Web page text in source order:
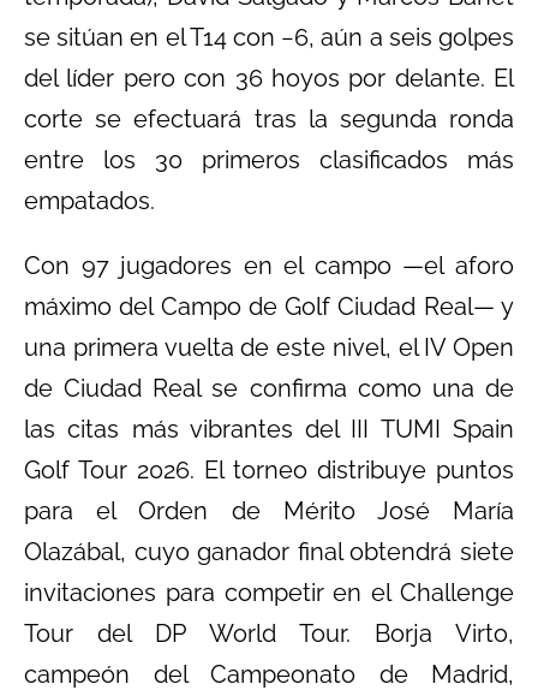
se sitúan en el T14 con −6, aún a seis golpes
del líder pero con 36 hoyos por delante. El
corte se efectuará tras la segunda ronda
entre los 30 primeros clasificados más
empatados.
Con 97 jugadores en el campo —el aforo
máximo del Campo de Golf Ciudad Real— y
una primera vuelta de este nivel, el IV Open
de Ciudad Real se confirma como una de
las citas más vibrantes del III TUMI Spain
Golf Tour 2026. El torneo distribuye puntos
para el Orden de Mérito José María
Olazábal, cuyo ganador final obtendrá siete
invitaciones para competir en el Challenge
Tour del DP World Tour. Borja Virto,
campeón del Campeonato de Madrid,